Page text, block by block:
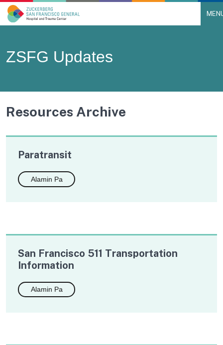
Main Navigation
ZSFG Updates
Resources Archive
Paratransit
Alamin Pa
San Francisco 511 Transportation
Information
Alamin Pa